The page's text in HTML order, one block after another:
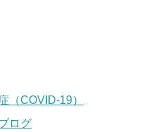
（COVID-19）
ログ